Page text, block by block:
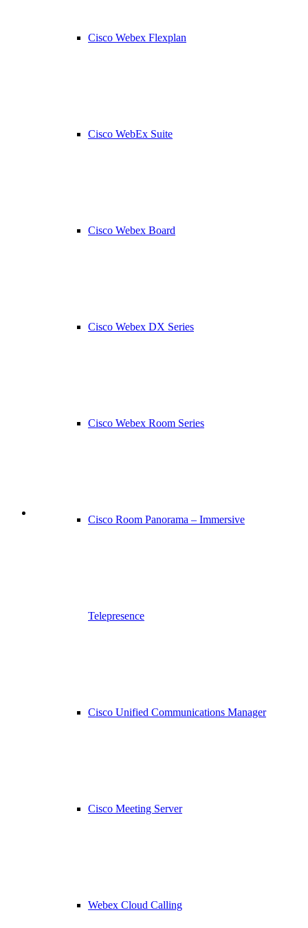
Cisco Webex Flexplan
Cisco WebEx Suite
Cisco Webex Board
Cisco Webex DX Series
Cisco Webex Room Series
Cisco Room Panorama – Immersive
Telepresence
Cisco Unified Communications Manager
Cisco Meeting Server
Webex Cloud Calling